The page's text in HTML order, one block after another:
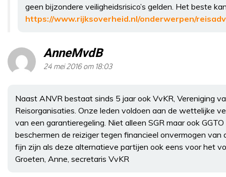
geen bijzondere veiligheidsrisico’s gelden. Het beste
https://www.rijksoverheid.nl/onderwerpen/
AnneMvdB
24 mei 2016 om 18:03
Naast ANVR bestaat sinds 5 jaar ook VvKR, Vereniging
Reisorganisaties. Onze leden voldoen aan de wettelijke
van een garantieregeling. Niet alleen SGR maar ook
beschermen de reiziger tegen financieel onvermogen van
fijn zijn als deze alternatieve partijen ook eens voor het
Groeten, Anne, secretaris VvKR